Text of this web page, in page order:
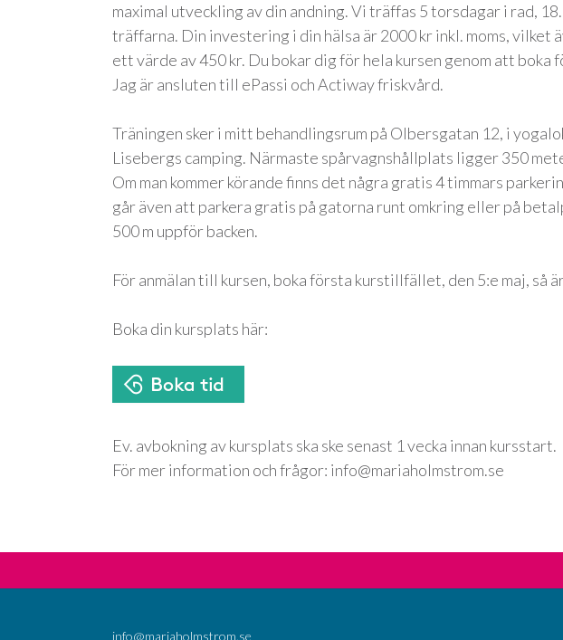
maximal utveckling av din andning. Vi träffas 5 torsdagar i rad,
träffarna. Din investering i din hälsa är 2000 kr inkl. moms,
ett värde av 450 kr. Du bokar dig för hela kursen genom att boka
Jag är ansluten till ePassi och Actiway friskvård.
Träningen sker i mitt behandlingsrum på Olbersgatan 12, i
Lisebergs camping. Närmaste spårvagnshållplats ligger 350
Om man kommer körande finns det några gratis 4 timmars
går även att parkera gratis på gatorna runt omkring eller på
500 m uppför backen.
För anmälan till kursen, boka första kurstillfället, den 5:e maj, så
Boka din kursplats här:
Ev. avbokning av kursplats ska ske senast 1 vecka innan kursstart.
För mer information och frågor: info@mariaholmstrom.se
info@mariaholmstrom.se